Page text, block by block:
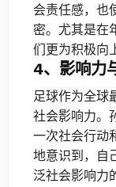
会责任感，也
密。尤其是在
们更为积极向
4、影响力
足球作为全球
社会影响力。
一次社会行动
地意识到，自
泛社会影响力